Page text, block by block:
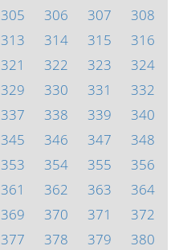
305 306 307
308
313 314 315
316
321 322 323
324
329 330 331
332
337 338 339
340
345 346 347
348
353 354 355
356
361 362 363
364
369 370 371
372
377 378 379 380